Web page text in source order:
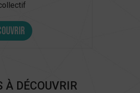
À DÉCOUVRIR